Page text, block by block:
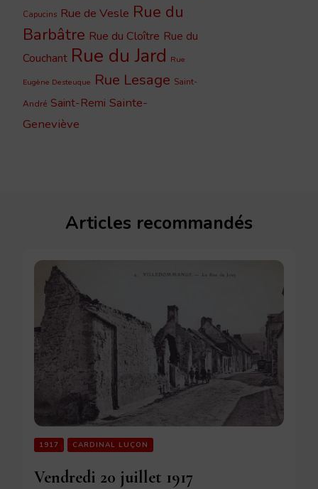
Capucins Rue de Vesle Rue du
Barbâtre Rue du Cloître Rue du
Couchant Rue du Jard Rue
Eugène Desteuque Rue Lesage Saint-
André Saint-Remi Sainte-
Geneviève
Articles recommandés
1917 CARDINAL LUÇON
Vendredi 20 juillet 1917